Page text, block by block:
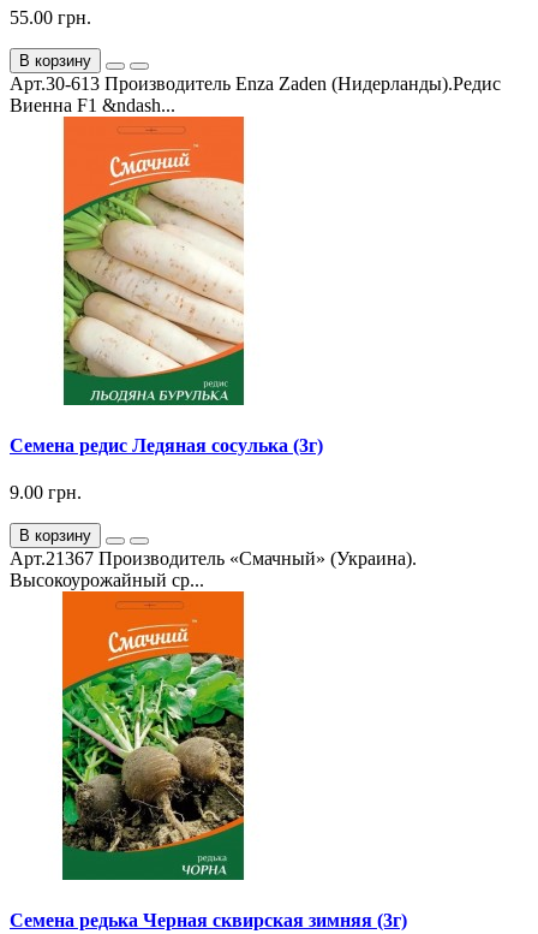
55.00 грн.
В корзину
Арт.30-613 Производитель Enza Zaden (Нидерланды).Редис
Виенна F1 &ndash...
Семена редис Ледяная сосулька (3г)
9.00 грн.
В корзину
Арт.21367 Производитель «Смачный» (Украина).
Высокоурожайный ср...
Семена редька Черная сквирская зимняя (3г)